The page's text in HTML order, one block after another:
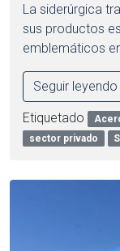
La siderúrgica
sus productos
emblemáticos
Seguir leyendo
Etiquetado
sector privado